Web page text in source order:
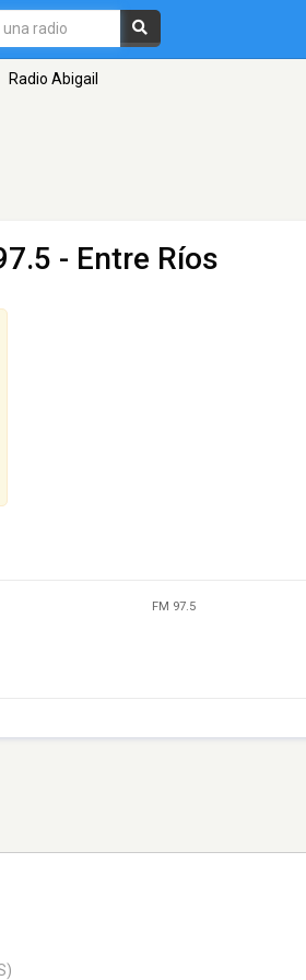
Radio Abigail
- Entre Ríos
FM 97.5